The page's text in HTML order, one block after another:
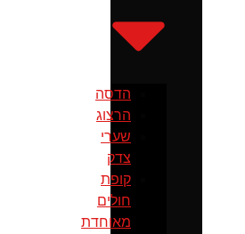
הדסה
הרצוג
שערי
צדק
קופת
חולים
מאוחדת